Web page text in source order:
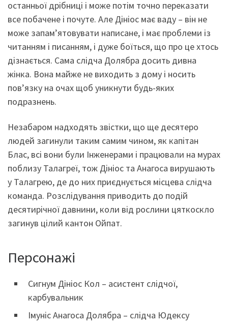
останньої дрібниці і може потім точно переказати
все побачене і почуте. Але Дініос має ваду – він не
може запам’ятовувати написане, і має проблеми із
читанням і писанням, і дуже боїться, що про це хтось
дізнається. Сама слідча Долябра досить дивна
жінка. Вона майже не виходить з дому і носить
пов’язку на очах щоб уникнути будь-яких
подразнень.
Незабаром надходять звістки, що ще десятеро
людей загинули таким самим чином, як капітан
Блас, всі вони були Інженерами і працювали на мурах
поблизу Талагреї, тож Дініос та Анагоса вирушають
у Талагрею, де до них приєднується місцева слідча
команда. Розслідування приводить до подій
десятирічної давнини, коли від рослини цяткоскло
загинув цілий кантон Ойпат.
Персонажі
Сигнум Дініос Кол – асистент слідчої,
карбувальник
Імуніс Анагоса Долябра – слідча Юдексу